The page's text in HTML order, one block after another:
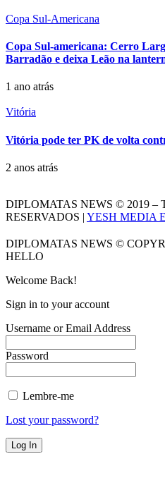
Copa Sul-Americana
Copa Sul-americana: Cerro
Barradão e deixa Leão na
1 ano atrás
Vitória
Vitória pode ter PK de volta
2 anos atrás
DIPLOMATAS NEWS © 2019 –
RESERVADOS | YESH MEDIA
DIPLOMATAS NEWS ©
HELLO
Welcome Back!
Sign in to your account
Username or Email Address
Password
Lembre-me
Lost your password?